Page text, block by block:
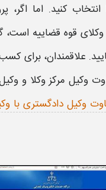
انتخاب کنید. اما اگر،
قوه قضاییه است،
علاقمندان، برای
وکیل مرکز وکلا و
وکیل دادگستری با